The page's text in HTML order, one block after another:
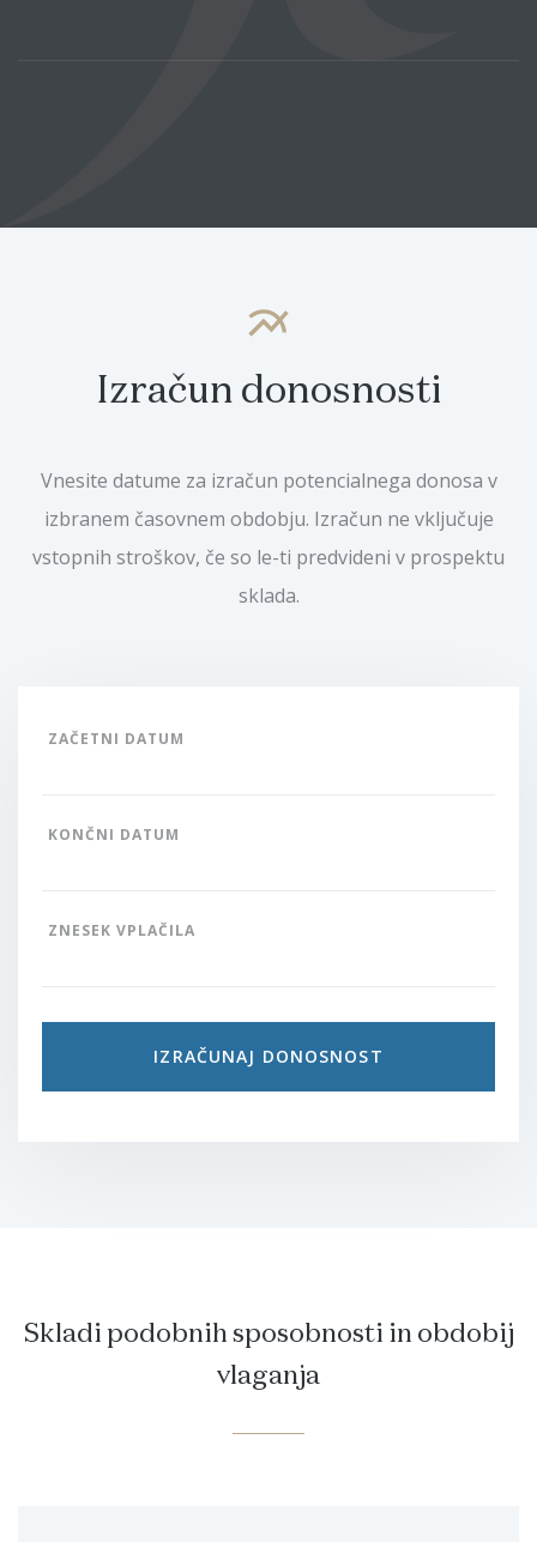
multiline_chart
Izračun donosnosti
Vnesite datume za izračun potencialnega donosa v
izbranem časovnem obdobju. Izračun ne vključuje
vstopnih stroškov, če so le-ti predvideni v prospektu
sklada.
ZAČETNI DATUM
KONČNI DATUM
ZNESEK VPLAČILA
IZRAČUNAJ DONOSNOST
Skladi podobnih sposobnosti in obdobij
vlaganja